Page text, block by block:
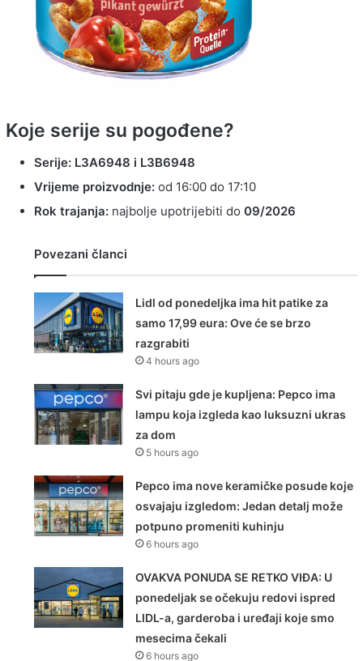
Koje serije su pogođene?
Serije: L3A6948 i L3B6948
Vrijeme proizvodnje: od 16:00 do 17:10
Rok trajanja: najbolje upotrijebiti do 09/2026
Povezani članci
Lidl od ponedeljka ima hit patike za
samo 17,99 eura: Ove će se brzo
razgrabiti
4 hours ago
Svi pitaju gde je kupljena: Pepco ima
lampu koja izgleda kao luksuzni ukras
za dom
5 hours ago
Pepco ima nove keramičke posude koje
osvajaju izgledom: Jedan detalj može
potpuno promeniti kuhinju
6 hours ago
OVAKVA PONUDA SE RETKO VIĐA: U
ponedeljak se očekuju redovi ispred
LIDL-a, garderoba i uređaji koje smo
mesecima čekali
6 hours ago